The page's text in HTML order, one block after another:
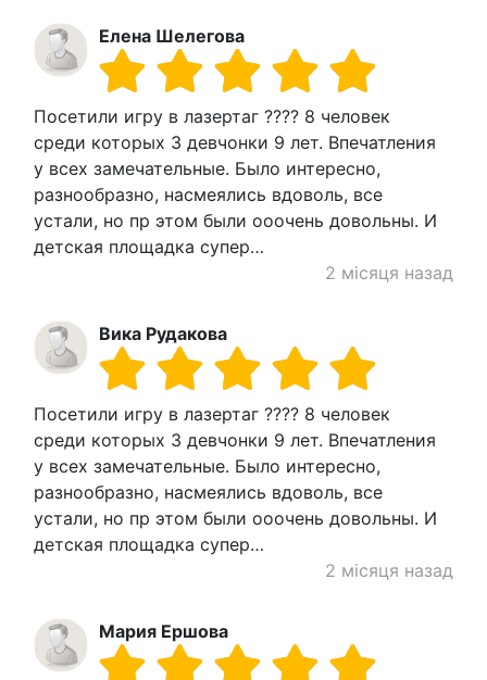
Елена Шелегова
Посетили игру в лазертаг ???? 8 человек
среди которых 3 девчонки 9 лет. Впечатления
у всех замечательные. Было интересно,
разнообразно, насмеялись вдоволь, все
устали, но пр этом были ооочень довольны. И
детская площадка супер…
2 місяця назад
Вика Рудакова
Посетили игру в лазертаг ???? 8 человек
среди которых 3 девчонки 9 лет. Впечатления
у всех замечательные. Было интересно,
разнообразно, насмеялись вдоволь, все
устали, но пр этом были ооочень довольны. И
детская площадка супер…
2 місяця назад
Мария Ершова